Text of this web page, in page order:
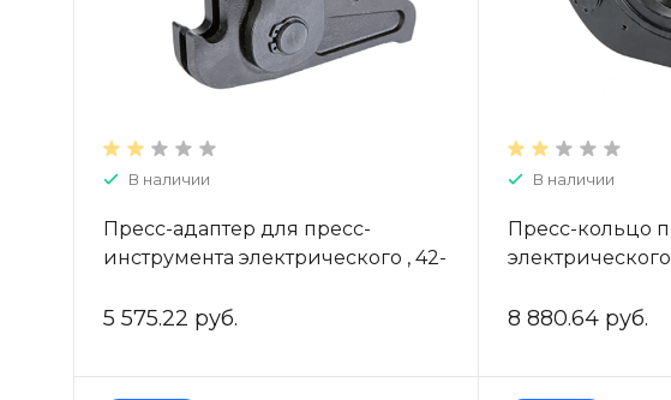
В наличии
Пресс-адаптер для пресс-
инструмента электрического , 42-
5 575.22 руб.
В наличии
Пресс-кольцо
8 880.64 руб.